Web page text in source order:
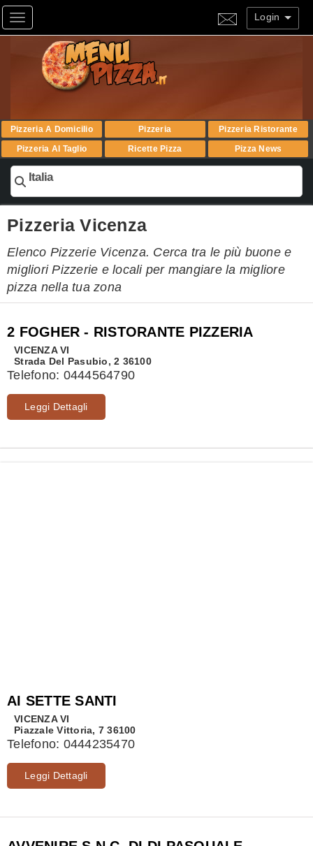
Toggle navigation Login
Pizzeria A Domicilio Pizzeria
Pizzeria Ristorante
Pizzeria Al Taglio
Ricette Pizza Pizza News
Italia
Pizzeria Vicenza
Elenco Pizzerie Vicenza. Cerca tra le più buone e
migliori Pizzerie e locali per mangiare la migliore
pizza nella tua zona
2 FOGHER - RISTORANTE PIZZERIA
VICENZA VI
Strada Del Pasubio, 2 36100
Telefono: 0444564790
Leggi Dettagli
AI SETTE SANTI
VICENZA VI
Piazzale Vittoria, 7 36100
Telefono: 0444235470
Leggi Dettagli